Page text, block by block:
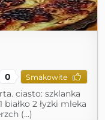
0 Smakowite
ciasto: szklanka
białko 2 łyżki mleka
(...)